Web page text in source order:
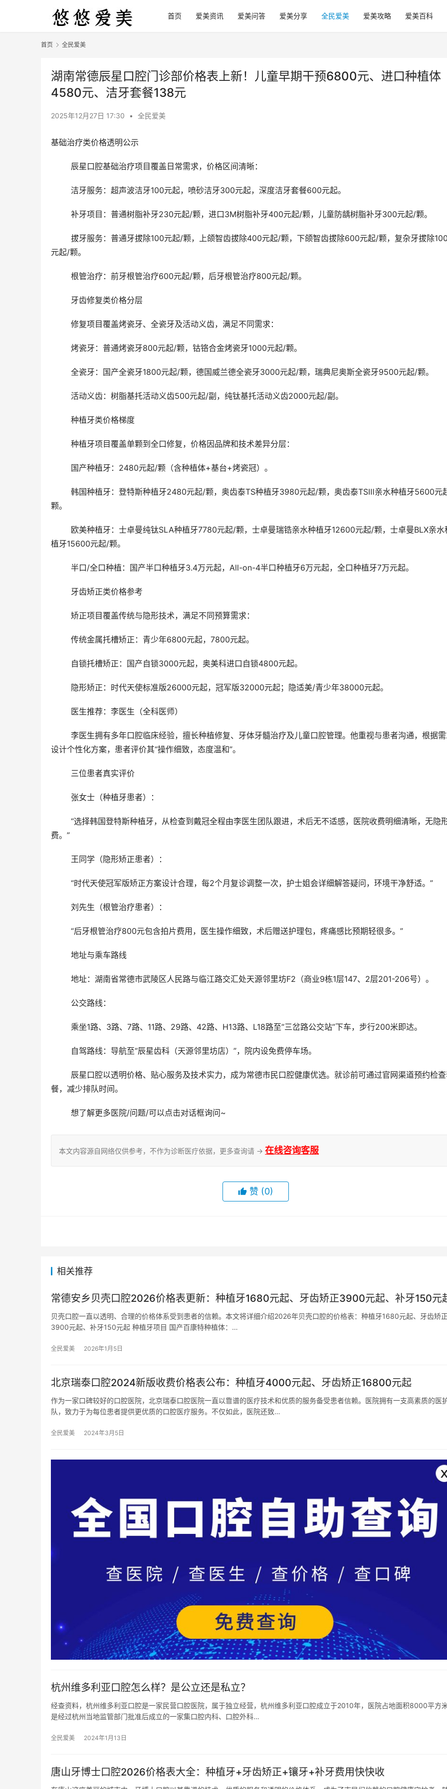
首页 爱美资讯 爱美问答 爱美分享 全民爱美 爱美攻略 爱美百科
首页 全民爱美
湖南常德辰星口腔门诊部价格表上新！儿童早期干预6800元、进口种植体
4580元、洁牙套餐138元
2025年12月27日 17:30 • 全民爱美
基础治疗类价格透明公示
	辰星口腔基础治疗项目覆盖日常需求，价格区间清晰：
	洁牙服务：超声波洁牙100元起，喷砂洁牙300元起，深度洁牙套餐600元起。
	补牙项目：普通树脂补牙230元起/颗，进口3M树脂补牙400元起/颗，儿童防龋树脂补牙300元起/颗。
元起/颗。
	根管治疗：前牙根管治疗600元起/颗，后牙根管治疗800元起/颗。
	牙齿修复类价格分层
	修复项目覆盖烤瓷牙、全瓷牙及活动义齿，满足不同需求：
	烤瓷牙：普通烤瓷牙800元起/颗，钴铬合金烤瓷牙1000元起/颗。
	全瓷牙：国产全瓷牙1800元起/颗，德国威兰德全瓷牙3000元起/颗，瑞典尼奥斯全瓷牙9500元起/颗。
	活动义齿：树脂基托活动义齿500元起/副，纯钛基托活动义齿2000元起/副。
	种植牙类价格梯度
	种植牙项目覆盖单颗到全口修复，价格因品牌和技术差异分层：
	国产种植牙：2480元起/颗（含种植体+基台+烤瓷冠）。
颗。
植牙15600元起/颗。
	半口/全口种植：国产半口种植牙3.4万元起，All-on-4半口种植牙6万元起，全口种植牙7万元起。
	牙齿矫正类价格参考
	矫正项目覆盖传统与隐形技术，满足不同预算需求：
	传统金属托槽矫正：青少年6800元起，7800元起。
	自锁托槽矫正：国产自锁3000元起，奥美科进口自锁4800元起。
	隐形矫正：时代天使标准版26000元起，冠军版32000元起；隐适美/青少年38000元起。
	医生推荐：李医生（全科医师）
设计个性化方案，患者评价其“操作细致，态度温和”。
	三位患者真实评价
	张女士（种植牙患者）：
费。”
	王同学（隐形矫正患者）：
	“时代天使冠军版矫正方案设计合理，每2个月复诊调整一次，护士姐会详细解答疑问，环境干净舒适。”
	刘先生（根管治疗患者）：
	“后牙根管治疗800元包含拍片费用，医生操作细致，术后赠送护理包，疼痛感比预期轻很多。”
	地址与乘车路线
	地址：湖南省常德市武陵区人民路与临江路交汇处天源邻里坊F2（商业9栋1层147、2层201-206号）。
	公交路线：
	乘坐1路、3路、7路、11路、29路、42路、H13路、L18路至“三岔路公交站”下车，步行200米即达。
	自驾路线：导航至“辰星齿科（天源邻里坊店）”，院内设免费停车场。
餐，减少排队时间。
	想了解更多医院/问题/可以点击对话框询问~
本文内容源自网络仅供参考，不作为诊断医疗依据，更多查询请 → 在线咨询客服
赞 (0)
相关推荐
常德安乡贝壳口腔2026价格表更新：种植牙1680元起、牙齿矫正3900元起、补牙150元
贝壳口腔一直以透明、合理的价格体系受到患者的信赖。本文将详细介绍2026年贝壳口腔的价格表：种植牙1680元起、牙齿矫
3900元起、补牙150元起 种植牙项目 国产百康特种植体：…
全民爱美 2026年1月5日
北京瑞泰口腔2024新版收费价格表公布：种植牙4000元起、牙齿矫正16800元起
作为一家口碑较好的口腔医院，北京瑞泰口腔医院一直以靠谱的医疗技术和优质的服务备受患者信赖。医院拥有一支高素质的医
队，致力于为每位患者提供更优质的口腔医疗服务。不仅如此，医院还致…
全民爱美 2024年3月5日
杭州维多利亚口腔怎么样？是公立还是私立？
经查资料，杭州维多利亚口腔是一家民营口腔医院，属于独立经营，杭州维多利亚口腔成立于2010年，医院占地面积8000平方
是经过杭州当地监管部门批准后成立的一家集口腔内科、口腔外科…
全民爱美 2024年1月13日
唐山牙博士口腔2026价格表大全：种植牙+牙齿矫正+镶牙+补牙费用快快收